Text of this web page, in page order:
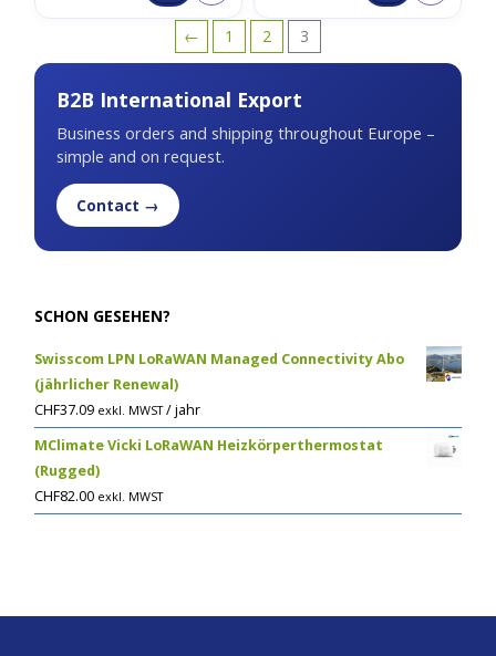
B2B International Export
Business orders and shipping throughout Europe –
simple and on request.
Contact →
SCHON GESEHEN?
Swisscom LPN LoRaWAN Managed Connectivity Abo
(jährlicher Renewal)
CHF37.09 exkl. MWST/ jahr
MClimate Vicki LoRaWAN Heizkörperthermostat
(Rugged)
CHF82.00 exkl. MWST
← 1 2 3